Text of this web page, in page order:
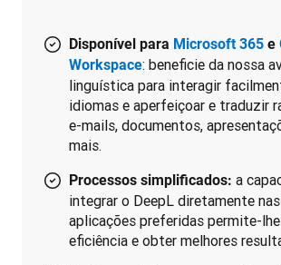
Disponível para Microsoft 365 e
Workspace: beneficie da nossa
linguística para interagir
idiomas e aperfeiçoar e traduzir
e-mails, documentos,
mais.
Processos simplificados: a
integrar o DeepL diretamente
aplicações preferidas permite-
eficiência e obter melhores